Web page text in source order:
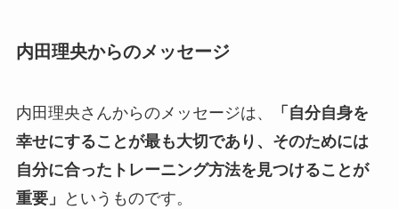
内田理央からのメッセージ
内田理央さんからのメッセージは、
「自分自身を
幸せにすることが最も大切であり、そのためには
自分に合ったトレーニング方法を見つけることが
重要」
というものです。